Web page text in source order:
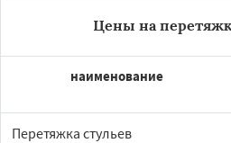
Цены на
наименование
Перетяжка стульев